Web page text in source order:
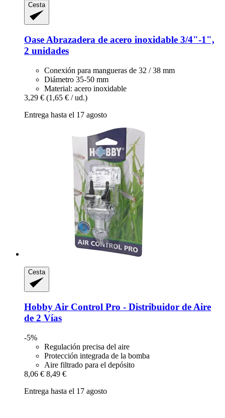
Cesta
Oase Abrazadera de acero inoxidable 3/4"-​1",
2 unidades
Conexión para mangueras de 32 / 38 mm
Diámetro 35-50 mm
Material: acero inoxidable
3,29 € (1,65 € / ud.)
Entrega hasta el 17 agosto
Cesta
Hobby Air Control Pro -​ Distribuidor de Aire
de 2 Vías
-5%
Regulación precisa del aire
Protección integrada de la bomba
Aire filtrado para el depósito
8,06 € 8,49 €
Entrega hasta el 17 agosto